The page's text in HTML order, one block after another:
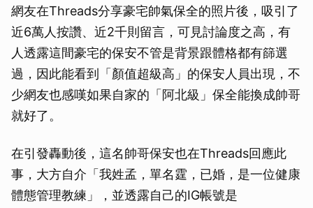
網友在Threads分享豪宅帥氣保全的照片後，吸引了
近6萬人按讚、近2千則留言，可見討論度之高，有
人透露這間豪宅的保安不管是背景跟體格都有篩選
過，因此能看到「顏值超級高」的保安人員出現，不
少網友也感嘆如果自家的「阿北級」保全能換成帥哥
就好了。
在引發轟動後，這名帥哥保安也在Threads回應此
事，大方自介「我姓孟，單名霆，已婚，是一位健康
體態管理教練」，並透露自己的IG帳號是